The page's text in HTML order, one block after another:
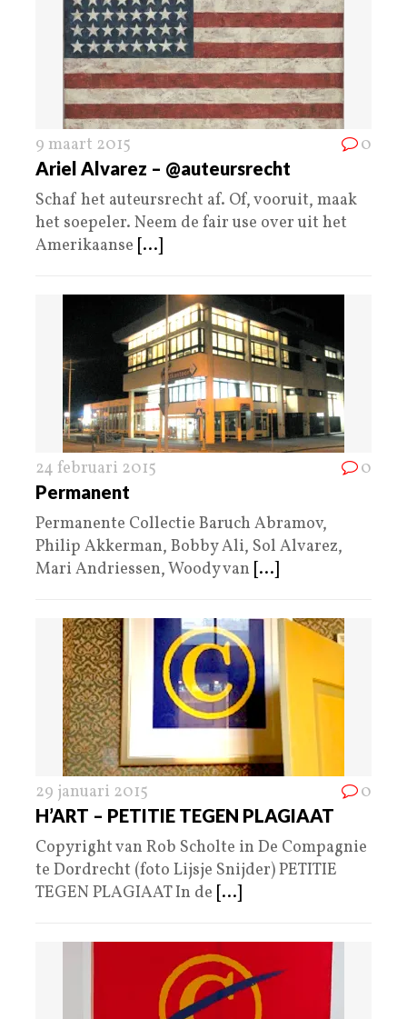
9 maart 2015 0
Ariel Alvarez – @auteursrecht
Schaf het auteursrecht af. Of, vooruit, maak
het soepeler. Neem de fair use over uit het
Amerikaanse [...]
24 februari 2015 0
Permanent
Permanente Collectie Baruch Abramov,
Philip Akkerman, Bobby Ali, Sol Alvarez,
Mari Andriessen, Woody van [...]
29 januari 2015 0
H’ART – PETITIE TEGEN PLAGIAAT
Copyright van Rob Scholte in De Compagnie
te Dordrecht (foto Lijsje Snijder) PETITIE
TEGEN PLAGIAAT In de [...]